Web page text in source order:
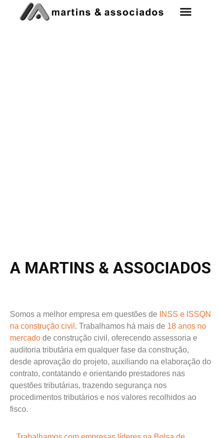
A MARTINS & ASSOCIADOS
Somos a melhor empresa em questões de INSS e ISSQN
na construção civil . Trabalhamos há mais de 18 anos no
mercado de construção civil, oferecendo assessoria e
auditoria tributária em qualquer fase da construção,
desde aprovação do projeto, auxiliando na elaboração do
contrato, contatando e orientando prestadores nas
questões tributárias, trazendo segurança nos
procedimentos tributários e nos valores recolhidos ao
fisco.